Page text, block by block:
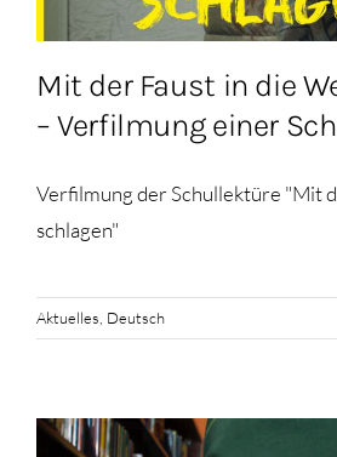
Mit der Faust in die
– Verfilmung einer
Verfilmung der Schullektüre "Mit
schlagen"
Aktuelles Deutsch